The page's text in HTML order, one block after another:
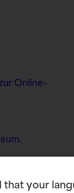
Online-
your